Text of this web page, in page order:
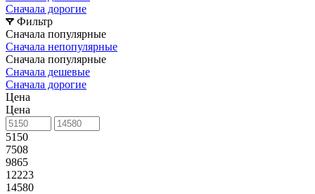
Сначала дорогие
Фильтр
Сначала популярные
Сначала непопулярные
Сначала популярные
Сначала дешевые
Сначала дорогие
Цена
Цена
5150
7508
9865
12223
14580